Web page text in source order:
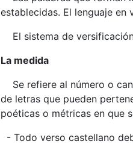
establecidas. El lenguaje en
El sistema de
La medida
Se refiere al número o
de letras que pueden
poéticas o métricas en que
- Todo verso castellano